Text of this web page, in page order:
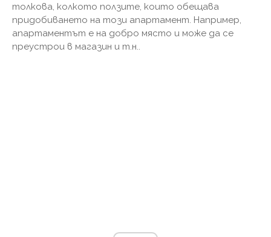
толкова, колкото ползите, които обещава
придобиването на този апартамент. Например,
апартаментът е на добро място и може да се
преустрои в магазин и т.н..